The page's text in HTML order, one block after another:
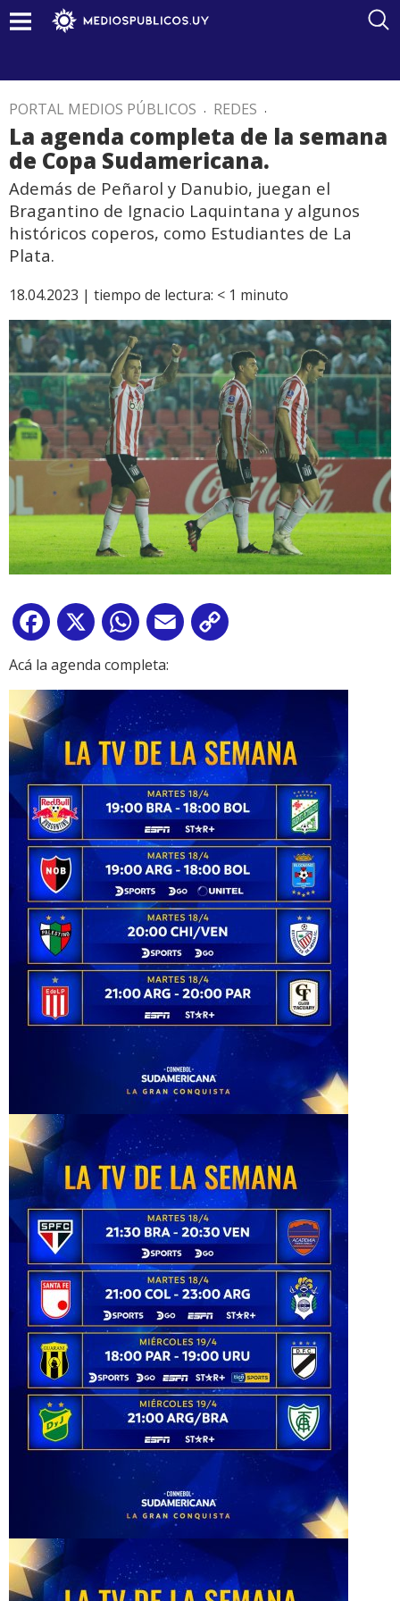
PORTAL MEDIOS PÚBLICOS . REDES .
La agenda completa de la semana
de Copa Sudamericana.
Además de Peñarol y Danubio, juegan el
Bragantino de Ignacio Laquintana y algunos
históricos coperos, como Estudiantes de La
Plata.
18.04.2023 | tiempo de lectura: < 1 minuto
Facebook
X WhatsApp
Email
Acá la agenda completa: